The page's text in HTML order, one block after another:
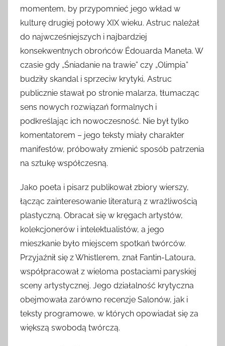
momentem, by przypomnieć jego wkład w
kulturę drugiej połowy XIX wieku. Astruc należał
do najwcześniejszych i najbardziej
konsekwentnych obrońców Édouarda Maneta. W
czasie gdy „Śniadanie na trawie” czy „Olimpia”
budziły skandal i sprzeciw krytyki, Astruc
publicznie stawał po stronie malarza, tłumacząc
sens nowych rozwiązań formalnych i
podkreślając ich nowoczesność. Nie był tylko
komentatorem – jego teksty miały charakter
manifestów, próbowały zmienić sposób patrzenia
na sztukę współczesną.
Jako poeta i pisarz publikował zbiory wierszy,
łącząc zainteresowanie literaturą z wrażliwością
plastyczną. Obracał się w kręgach artystów,
kolekcjonerów i intelektualistów, a jego
mieszkanie było miejscem spotkań twórców.
Przyjaźnił się z Whistlerem, znał Fantin-Latoura,
współpracował z wieloma postaciami paryskiej
sceny artystycznej. Jego działalność krytyczna
obejmowała zarówno recenzje Salonów, jak i
teksty programowe, w których opowiadał się za
większą swobodą twórczą.